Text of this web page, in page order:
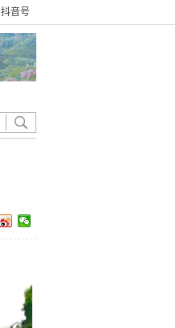
抖音号